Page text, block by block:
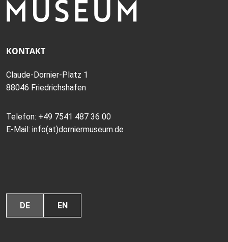
KONTAKT
Claude-Dornier-Platz 1
88046 Friedrichshafen
Telefon: +49 7541 487 36 00
E-Mail: info(at)dorniermuseum.de
DE EN